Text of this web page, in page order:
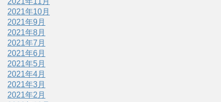
2021年10月
2021年9月
2021年8月
2021年7月
2021年6月
2021年5月
2021年4月
2021年3月
2021年2月